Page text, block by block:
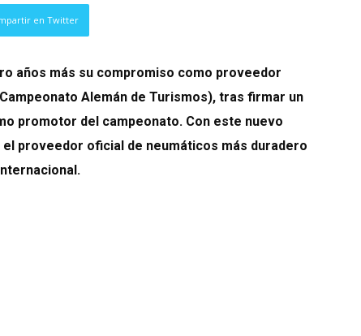
en Twitter
años más su compromiso como proveedor
Alemán de Turismos), tras firmar un
promotor del campeonato. Con este nuevo
proveedor oficial de neumáticos más duradero